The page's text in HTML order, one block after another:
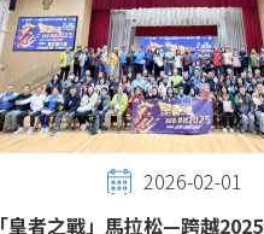
2026-02-01
「皇者之戰」馬拉松—跨越